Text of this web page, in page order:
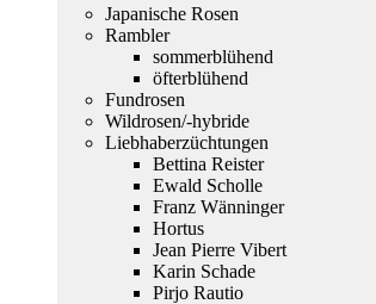
Japanische Rosen
Rambler
sommerblühend
öfterblühend
Fundrosen
Wildrosen/-hybride
Liebhaberzüchtungen
Bettina Reister
Ewald Scholle
Franz Wänninger
Hortus
Jean Pierre Vibert
Karin Schade
Pirjo Rautio